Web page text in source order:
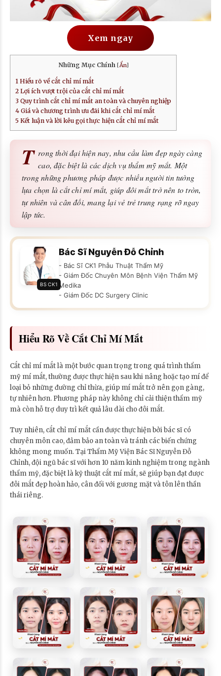
Xem ngay
Những Mục Chính [Ẩn]
1 Hiểu rõ về cắt chỉ mí mắt
2 Lợi ích vượt trội của cắt chỉ mí mắt
3 Quy trình cắt chỉ mí mắt an toàn và chuyên nghiệp
4 Giá và chương trình ưu đãi khi cắt chỉ mí mắt
5 Kết luận và lời kêu gọi thực hiện cắt chỉ mí mắt
T rong thời đại hiện nay, nhu cầu làm đẹp ngày càng
cao, đặc biệt là các dịch vụ thẩm mỹ mắt. Một
trong những phương pháp được nhiều người tin tưởng
lựa chọn là cắt chỉ mí mắt, giúp đôi mắt trở nên to tròn,
tự nhiên và cân đối, mang lại vẻ trẻ trung rạng rỡ ngay
lập tức.
BS CK1
Bác Sĩ Nguyễn Đỗ Chỉnh
- Bác Sĩ CK1 Phẫu Thuật Thẩm Mỹ
- Giám Đốc Chuyên Môn Bệnh Viện Thẩm Mỹ
Medika
- Giám Đốc DC Surgery Clinic
Hiểu Rõ Về Cắt Chỉ Mí Mắt
Cắt chỉ mí mắt là một bước quan trọng trong quá trình thẩm
mỹ mí mắt, thường được thực hiện sau khi nâng hoặc tạo mí để
loại bỏ những đường chỉ thừa, giúp mí mắt trở nên gọn gàng,
tự nhiên hơn. Phương pháp này không chỉ cải thiện thẩm mỹ
mà còn hỗ trợ duy trì kết quả lâu dài cho đôi mắt.
Tuy nhiên, cắt chỉ mí mắt cần được thực hiện bởi bác sĩ có
chuyên môn cao, đảm bảo an toàn và tránh các biến chứng
không mong muốn. Tại Thẩm Mỹ Viện Bác Sĩ Nguyễn Đỗ
Chỉnh, đội ngũ bác sĩ với hơn 10 năm kinh nghiệm trong ngành
thẩm mỹ, đặc biệt là kỹ thuật cắt mí mắt, sẽ giúp bạn đạt được
đôi mắt đẹp hoàn hảo, cân đối với gương mặt và tôn lên thần
thái riêng.